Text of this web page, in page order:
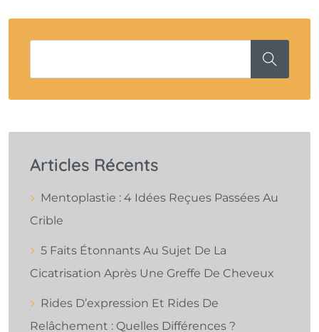
Articles Récents
Mentoplastie : 4 Idées Reçues Passées Au
Crible
5 Faits Étonnants Au Sujet De La
Cicatrisation Après Une Greffe De Cheveux
Rides D’expression Et Rides De
Relâchement : Quelles Différences ?